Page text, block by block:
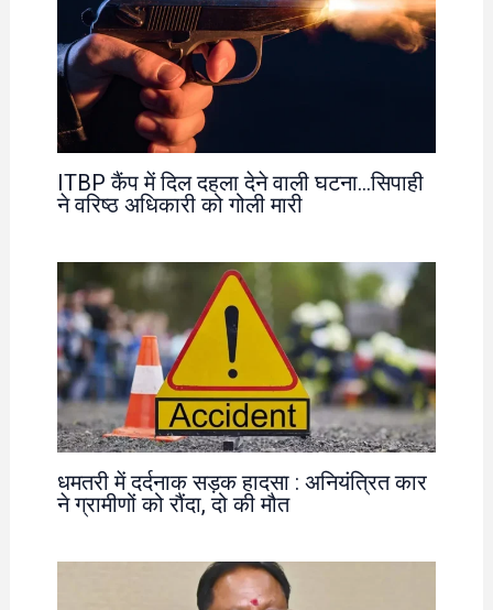
ITBP कैंप में दिल दहला देने वाली घटना…सिपाही
ने वरिष्ठ अधिकारी को गोली मारी
धमतरी में दर्दनाक सड़क हादसा : अनियंत्रित कार
ने ग्रामीणों को रौंदा, दो की मौत